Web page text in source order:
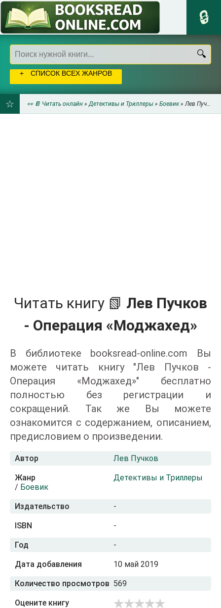
СПИСОК ВСЕХ ЖАНРОВ
👀 📔 Читать онлайн »Детективы и Триллеры » Боевик» Лев Пучков - Операция «Моджахед»
Читать книгу 📗 Лев Пучков
- Операция «Моджахед»
В библиотеке booksread-online.com Вы
можете читать книгу "Лев Пучков -
Операция «Моджахед»" бесплатно
полностью без регистрации и
сокращений. Так же Вы можете
ознакомится с содержанием, описанием,
предисловием о произведении.
Автор Лев Пучков
Жанр
Детективы и Триллеры
/ Боевик
Издательство -
ISBN -
Год -
Дата добавления 10 май 2019
Количество просмотров 569
Оцените книгу